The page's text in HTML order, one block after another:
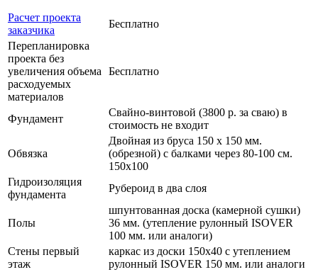
Расчет проекта
заказчика
Бесплатно
Перепланировка
проекта без
увеличения объема
расходуемых
материалов
Бесплатно
Фундамент
Свайно-винтовой (3800 р. за сваю) в
стоимость не входит
Обвязка
Двойная из бруса 150 х 150 мм.
(обрезной) с балками через 80-100 см.
150х100
Гидроизоляция
фундамента
Рубероид в два слоя
Полы
шпунтованная доска (камерной сушки)
36 мм. (утепление рулонный ISOVER
100 мм. или аналоги)
Стены первый
этаж
каркас из доски 150х40 с утеплением
рулонный ISOVER 150 мм. или аналоги